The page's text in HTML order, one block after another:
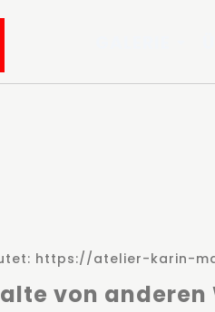
https://atelier-karin-
von anderen